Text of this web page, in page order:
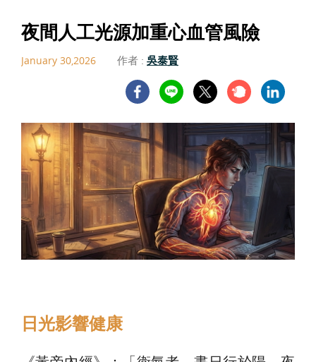
夜間人工光源加重心血管風險
January 30,2026 作者 : 吳泰賢
日光影響健康